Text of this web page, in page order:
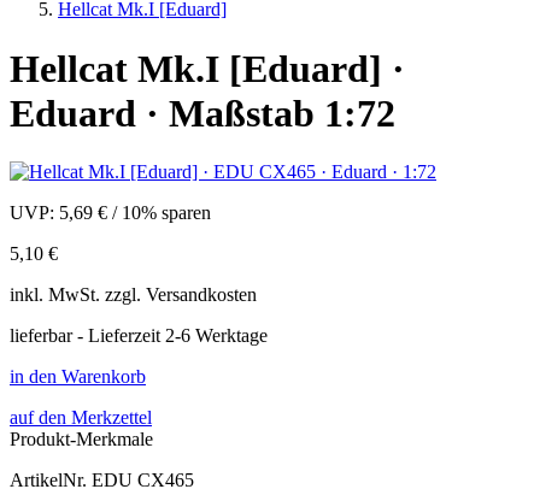
Hellcat Mk.I [Eduard]
Hellcat Mk.I [Eduard] ·
Eduard · Maßstab 1:72
UVP: 5,69 € / 10% sparen
5,10 €
inkl. MwSt. zzgl. Versandkosten
lieferbar - Lieferzeit 2-6 Werktage
in den Warenkorb
auf den Merkzettel
Produkt-Merkmale
ArtikelNr. EDU CX465